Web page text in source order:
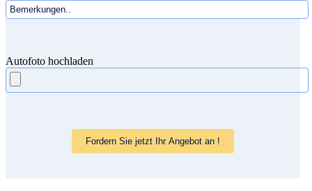
Autofoto hochladen